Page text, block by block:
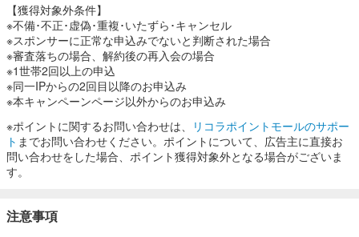
【獲得対象外条件】
※不備･不正･虚偽･重複･いたずら･キャンセル
※スポンサーに正常な申込みでないと判断された場合
※審査落ちの場合、解約後の再入会の場合
※1世帯2回以上の申込
※同一IPからの2回目以降のお申込み
※本キャンペーンページ以外からのお申込み
※ポイントに関するお問い合わせは、
リコラポイントモールのサポー
ト までお問い合わせください。ポイントについて、広告主に直接お
問い合わせをした場合、ポイント獲得対象外となる場合がございま
す。
注意事項